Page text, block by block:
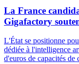
La France
Gigafactory
L'État se positionne
dédiée à l'intelligence
d'euros de capacités